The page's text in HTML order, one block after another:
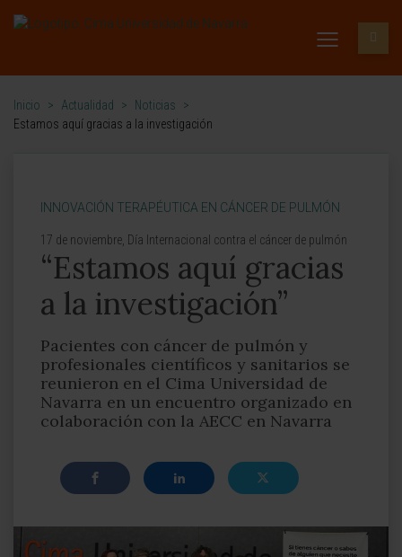
Inicio > Actualidad > Noticias
>
Estamos aquí gracias a la investigación
INNOVACIÓN TERAPÉUTICA EN CÁNCER DE PULMÓN
17 de noviembre, Día Internacional contra el cáncer de pulmón
“Estamos aquí gracias
a la investigación”
Pacientes con cáncer de pulmón y
profesionales científicos y sanitarios se
reunieron en el Cima Universidad de
Navarra en un encuentro organizado en
colaboración con la AECC en Navarra